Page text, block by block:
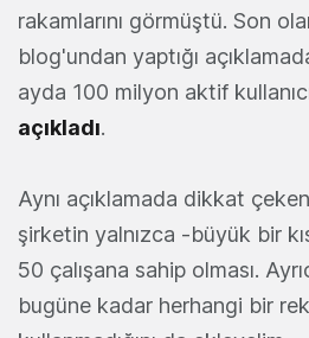
rakamlarını görmüştü. Son
blog'undan yaptığı
ayda 100 milyon aktif
açıkladı.
Aynı açıklamada dikkat
şirketin yalnızca -büyük bir
50 çalışana sahip olması.
bugüne kadar herhangi bir